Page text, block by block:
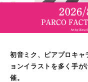
初音ミク、ピアプロキャ
ョンイラストを多く手
催。